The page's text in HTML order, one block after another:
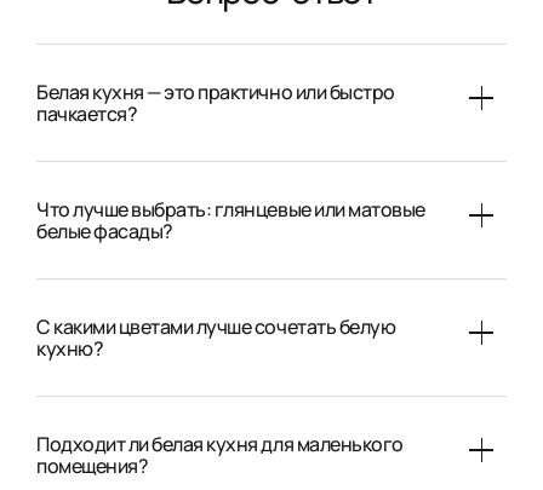
Белая кухня — это практично или быстро
пачкается?
Что лучше выбрать: глянцевые или матовые
белые фасады?
С какими цветами лучше сочетать белую
кухню?
Подходит ли белая кухня для маленького
помещения?